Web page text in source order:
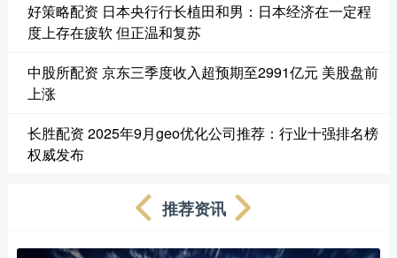
好策略配资 日本央行行长植田和男：日本经济在一定程
度上存在疲软 但正温和复苏
中股所配资 京东三季度收入超预期至2991亿元 美股盘前
上涨
长胜配资 2025年9月geo优化公司推荐：行业十强排名榜
权威发布
推荐资讯